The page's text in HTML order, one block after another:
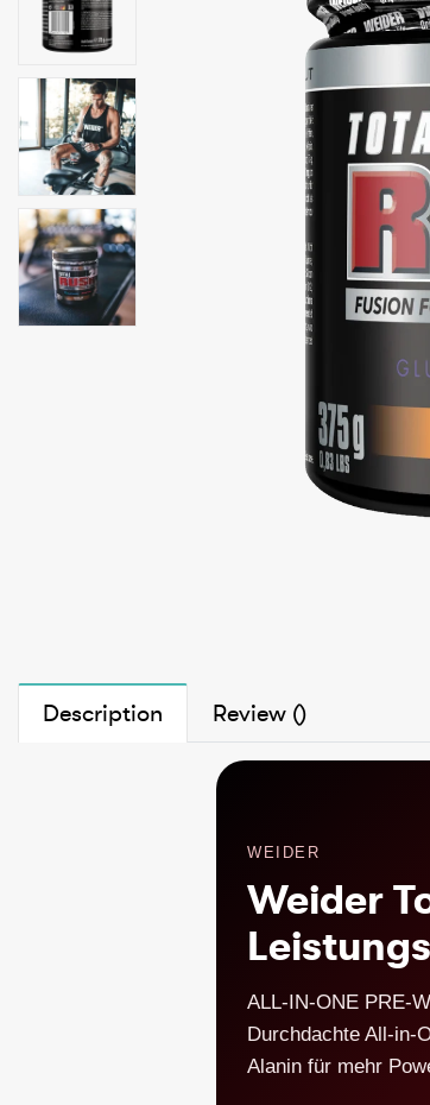
Description Review ()
WEIDER
Weider
ALL-IN-ONE PRE-
Durchdachte All-in-
Alanin für mehr